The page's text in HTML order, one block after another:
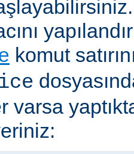
komut
varsa